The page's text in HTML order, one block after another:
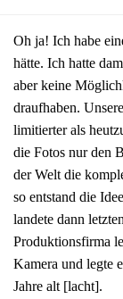
Oh ja! Ich habe
hätte. Ich hatte
aber keine
draufhaben.
limitierter als
die Fotos nur den
der Welt die
so entstand die
landete dann
Produktionsfirma
Kamera und legte
Jahre alt [lacht].